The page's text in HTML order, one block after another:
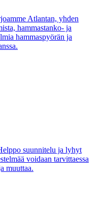
Atlantan, yhden
hammastanko- ja
hammaspyörän ja
suunnitelu ja lyhyt
voidaan tarvittaessa
muuttaa.